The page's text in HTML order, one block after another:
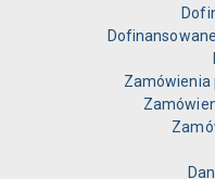
Zamówienia